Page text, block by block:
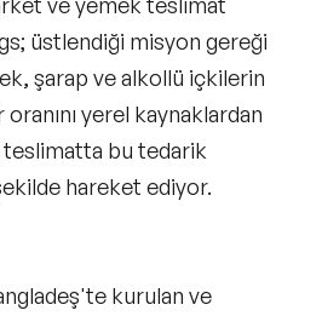
üstlendiği misyon gereği
şarap ve alkollü içkilerin
yerel kaynaklardan
bu tedarik
hareket ediyor.
kurulan ve